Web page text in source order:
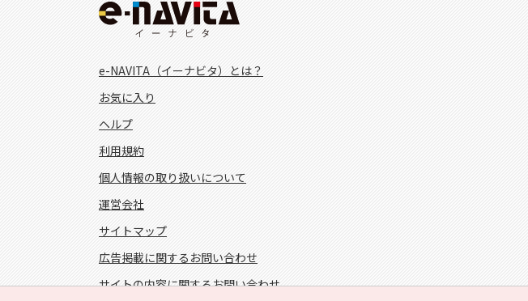
e-NAVITA（イーナビタ）とは？
お気に入り
ヘルプ
利用規約
個人情報の取り扱いについて
運営会社
サイトマップ
広告掲載に関するお問い合わせ
サイトの内容に関するお問い合わせ